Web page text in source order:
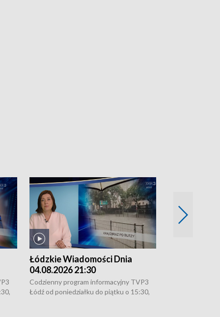
Łódzkie Wiadomości Dnia
04.08.2026 21:30
Codzienny program informacyjny TVP3
Łódź od poniedziałku do piątku o 15:30,